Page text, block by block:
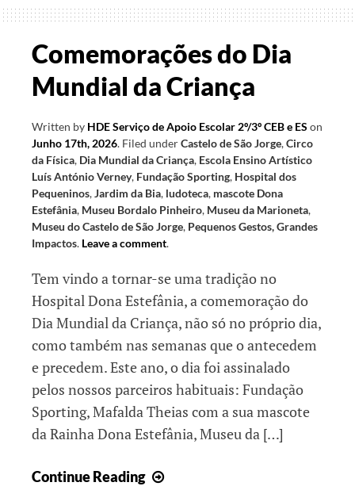
Comemorações do Dia
Mundial da Criança
Written by HDE Serviço de Apoio Escolar 2º/3º CEB e ES on
Junho 17th, 2026. Filed underCastelo de São Jorge,Circo
da Física, Dia Mundial da Criança, Escola Ensino Artístico
Luís António Verney, Fundação Sporting, Hospital dos
Pequeninos,Jardim da Bia, ludoteca, mascote Dona
Estefânia, Museu Bordalo Pinheiro, Museu da Marioneta,
Museu do Castelo de São Jorge, Pequenos Gestos, Grandes
Impactos. Leave a comment.
Tem vindo a tornar-se uma tradição no
Hospital Dona Estefânia, a comemoração do
Dia Mundial da Criança, não só no próprio dia,
como também nas semanas que o antecedem
e precedem. Este ano, o dia foi assinalado
pelos nossos parceiros habituais: Fundação
Sporting, Mafalda Theias com a sua mascote
da Rainha Dona Estefânia, Museu da […]
Continue Reading